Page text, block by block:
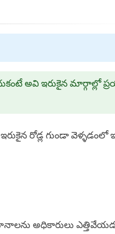
అవి ఇరుకైన మార్గాల్లో
రోడ్ల గుండా వెళ్ళడంలో
అధికారులు